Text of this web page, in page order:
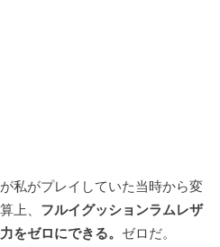
私がプレイしていた当時から変
上、 フルイグッションラムレザ
をゼロにできる。 ゼロだ。